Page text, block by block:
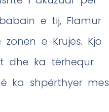
e tij, Flamur
e Krujës. Kjo
dhe ka tërhequr
ka shpërthyer mes